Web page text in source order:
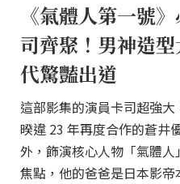
《氣體人第一號
司齊聚！男神造
代驚豔出道
這部影集的演員卡司超強
暌違 23 年再度合作的蒼井
外，飾演核心人物「氣體
焦點，他的爸爸是日本影